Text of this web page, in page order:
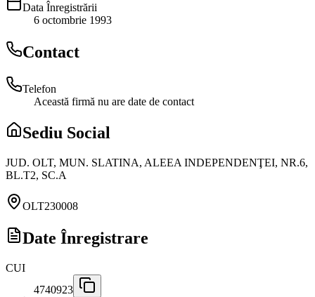
Data Înregistrării
6 octombrie 1993
Contact
Telefon
Această firmă nu are date de contact
Sediu Social
JUD. OLT, MUN. SLATINA, ALEEA INDEPENDENŢEI, NR.6,
BL.T2, SC.A
OLT230008
Date Înregistrare
CUI
4740923